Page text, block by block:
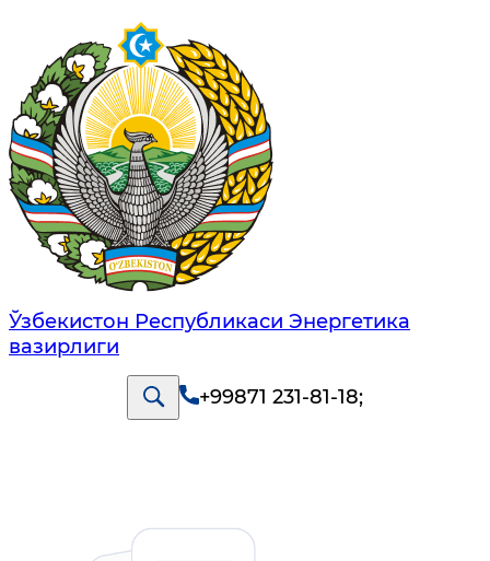
Ўзбекистон Республикаси Энергетика
вазирлиги
+99871 231-81-18;